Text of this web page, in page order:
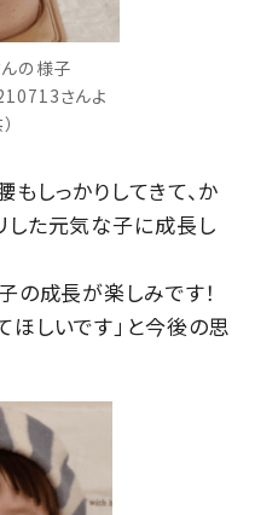
の様子
さんよ
しっかりしてきて、か
した元気な子に成長し
の成長が楽しみです！
ほしいです」と今後の思